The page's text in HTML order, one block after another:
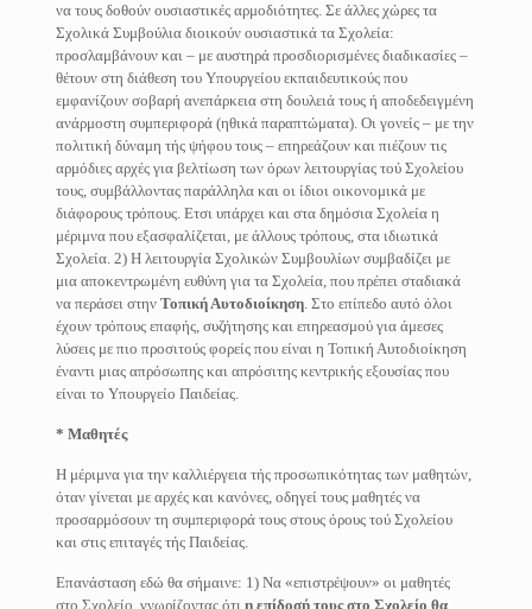
να τους δοθούν ουσιαστικές αρμοδιότητες. Σε άλλες χώρες τα
Σχολικά Συμβούλια διοικούν ουσιαστικά τα Σχολεία:
προσλαμβάνουν και – με αυστηρά προσδιορισμένες διαδικασίες –
θέτουν στη διάθεση του Υπουργείου εκπαιδευτικούς που
εμφανίζουν σοβαρή ανεπάρκεια στη δουλειά τους ή αποδεδειγμένη
ανάρμοστη συμπεριφορά (ηθικά παραπτώματα). Οι γονείς – με την
πολιτική δύναμη τής ψήφου τους – επηρεάζουν και πιέζουν τις
αρμόδιες αρχές για βελτίωση των όρων λειτουργίας τού Σχολείου
τους, συμβάλλοντας παράλληλα και οι ίδιοι οικονομικά με
διάφορους τρόπους. Ετσι υπάρχει και στα δημόσια Σχολεία η
μέριμνα που εξασφαλίζεται, με άλλους τρόπους, στα ιδιωτικά
Σχολεία. 2) Η λειτουργία Σχολικών Συμβουλίων συμβαδίζει με
μια αποκεντρωμένη ευθύνη για τα Σχολεία, που πρέπει σταδιακά
να περάσει στην Τοπική Αυτοδιοίκηση. Στο επίπεδο αυτό όλοι
έχουν τρόπους επαφής, συζήτησης και επηρεασμού για άμεσες
λύσεις με πιο προσιτούς φορείς που είναι η Τοπική Αυτοδιοίκηση
έναντι μιας απρόσωπης και απρόσιτης κεντρικής εξουσίας που
είναι το Υπουργείο Παιδείας.
* Μαθητές
Η μέριμνα για την καλλιέργεια τής προσωπικότητας των μαθητών,
όταν γίνεται με αρχές και κανόνες, οδηγεί τους μαθητές να
προσαρμόσουν τη συμπεριφορά τους στους όρους τού Σχολείου
και στις επιταγές τής Παιδείας.
Επανάσταση εδώ θα σήμαινε: 1) Να «επιστρέψουν» οι μαθητές
στο Σχολείο, γνωρίζοντας ότι η επίδοσή τους στο Σχολείο θα